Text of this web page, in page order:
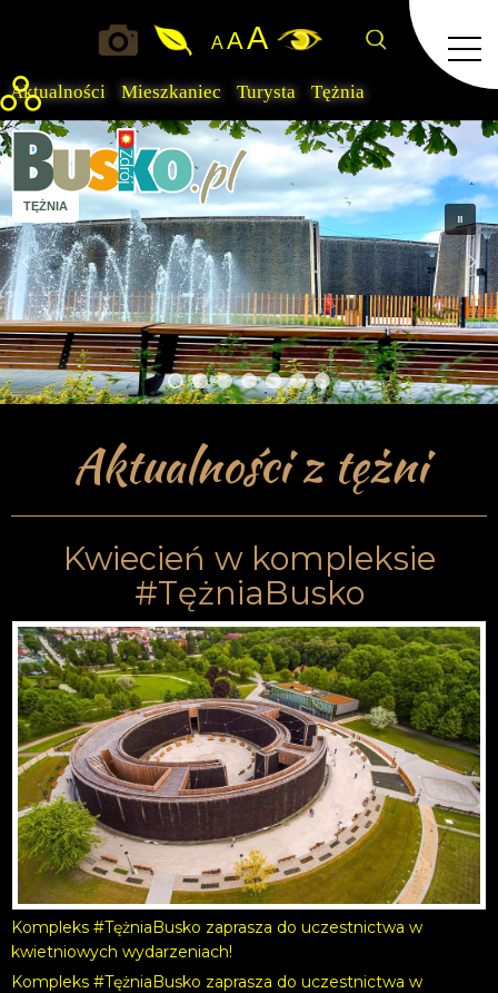
Aktualności Mieszkaniec Turysta Tężnia
A AA
TĘŻNIA
Aktualności z tężni
Kwiecień w kompleksie
#TężniaBusko
Kompleks #TężniaBusko zaprasza do uczestnictwa w
kwietniowych wydarzeniach!
Kompleks #TężniaBusko zaprasza do uczestnictwa w